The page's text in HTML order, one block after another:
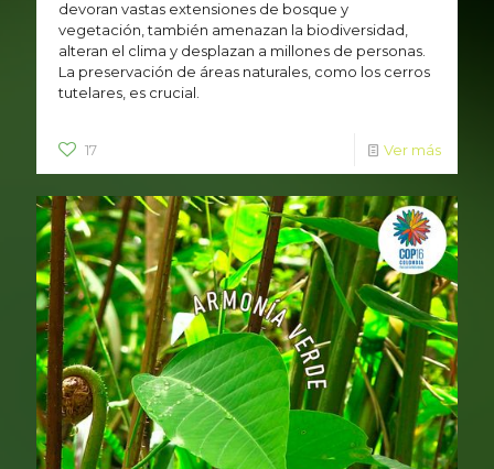
devoran vastas extensiones de bosque y
vegetación, también amenazan la biodiversidad,
alteran el clima y desplazan a millones de personas.
La preservación de áreas naturales, como los cerros
tutelares, es crucial.
17 Ver más